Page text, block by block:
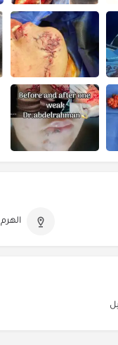
الهرم